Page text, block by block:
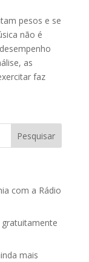
pesos e se
não é
as
faz
com a Rádio
gratuitamente
mais